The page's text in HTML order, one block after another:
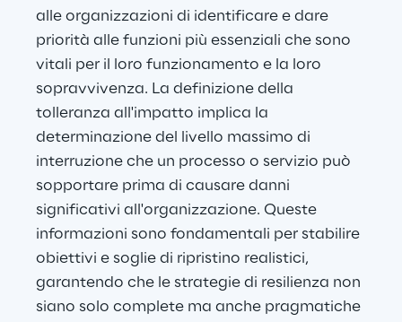
alle organizzazioni di identificare e dare
priorità alle funzioni più essenziali che sono
vitali per il loro funzionamento e la loro
sopravvivenza. La definizione della
tolleranza all'impatto implica la
determinazione del livello massimo di
interruzione che un processo o servizio può
sopportare prima di causare danni
significativi all'organizzazione. Queste
informazioni sono fondamentali per stabilire
obiettivi e soglie di ripristino realistici,
garantendo che le strategie di resilienza non
siano solo complete ma anche pragmatiche